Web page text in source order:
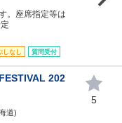
。座席指定等は
しなし 質問受付
202
道)
5